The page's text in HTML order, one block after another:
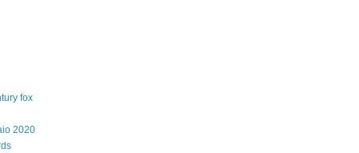
fox
2020